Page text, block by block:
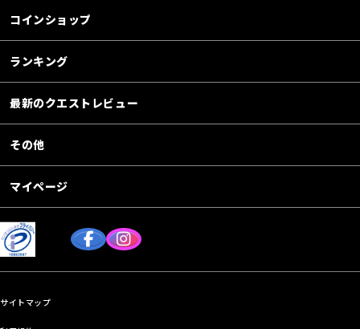
コインショップ
ランキング
最新のクエストレビュー
その他
マイページ
サイトマップ